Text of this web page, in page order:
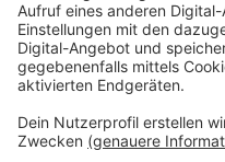
Köln leben nicht einmal
http://dpaq.de/SQVnK